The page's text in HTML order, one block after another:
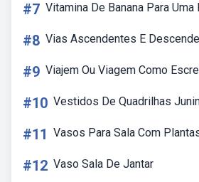
#7 Vitamina De Banana Para
#8 Vias Ascendentes E
#9 Viajem Ou Viagem Como
#10 Vestidos De Quadrilhas
#11 Vasos Para Sala Com
#12 Vaso Sala De Jantar